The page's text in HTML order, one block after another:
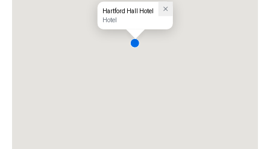
Hartford Hall Hotel
Hotel